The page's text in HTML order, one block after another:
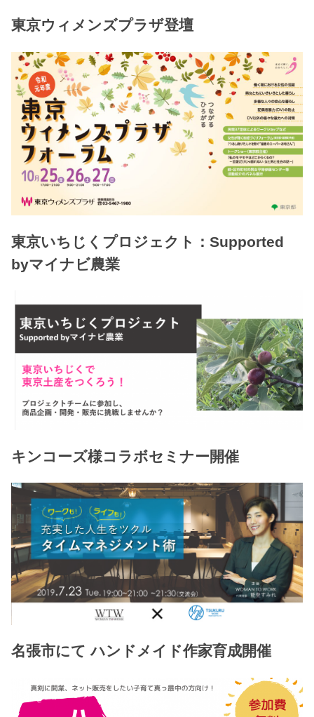
東京ウィメンズプラザ登壇
東京いちじくプロジェクト：Supported
byマイナビ農業
キンコーズ様コラボセミナー開催
名張市にて ハンドメイド作家育成開催